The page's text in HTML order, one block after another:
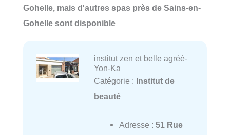
Gohelle, mais d'autres spas près de Sains-en-
Gohelle sont disponible
institut zen et belle agréé-
Yon-Ka
Catégorie : Institut de
beauté
Adresse : 51 Rue